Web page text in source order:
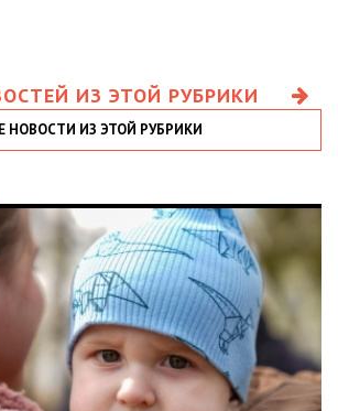
ИЗ ЭТОЙ РУБРИКИ
НОВОСТИ ИЗ ЭТОЙ РУБРИКИ